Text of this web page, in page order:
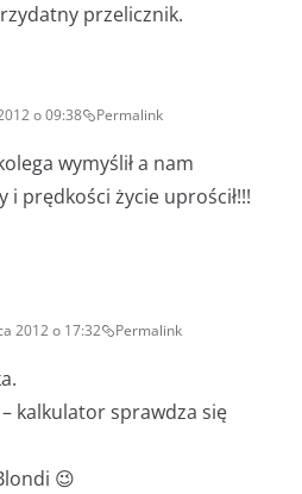
przelicznik.
o 09:38 Permalink
wymyślił a nam
i prędkości życie uprościł!!!
2012 o 17:32 Permalink
kalkulator sprawdza się
😉